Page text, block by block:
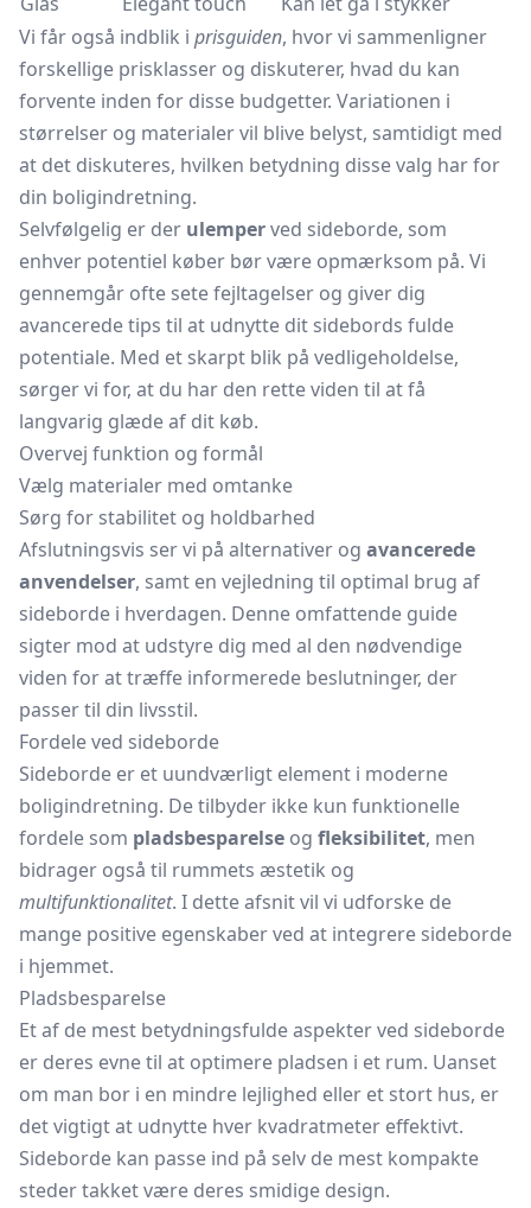
Vi får også indblik i prisguiden, hvor vi sammenligner
forskellige prisklasser og diskuterer, hvad du kan
forvente inden for disse budgetter. Variationen i
størrelser og materialer vil blive belyst, samtidigt med
at det diskuteres, hvilken betydning disse valg har for
din boligindretning.
Selvfølgelig er der ulemperved sideborde, som
enhver potentiel køber bør være opmærksom på. Vi
gennemgår ofte sete fejltagelser og giver dig
avancerede tips til at udnytte dit sidebords fulde
potentiale. Med et skarpt blik på vedligeholdelse,
sørger vi for, at du har den rette viden til at få
langvarig glæde af dit køb.
Overvej funktion og formål
Vælg materialer med omtanke
Sørg for stabilitet og holdbarhed
Afslutningsvis ser vi på alternativer og avancerede
anvendelser, samt en vejledning til optimal brug af
sideborde i hverdagen. Denne omfattende guide
sigter mod at udstyre dig med al den nødvendige
viden for at træffe informerede beslutninger, der
passer til din livsstil.
Fordele ved sideborde
Sideborde er et uundværligt element i moderne
boligindretning. De tilbyder ikke kun funktionelle
fordele som pladsbesparelse og fleksibilitet, men
bidrager også til rummets æstetik og
multifunktionalitet. I dette afsnit vil vi udforske de
mange positive egenskaber ved at integrere sideborde
i hjemmet.
Pladsbesparelse
Et af de mest betydningsfulde aspekter ved sideborde
er deres evne til at optimere pladsen i et rum. Uanset
om man bor i en mindre lejlighed eller et stort hus, er
det vigtigt at udnytte hver kvadratmeter effektivt.
Sideborde kan passe ind på selv de mest kompakte
steder takket være deres smidige design.